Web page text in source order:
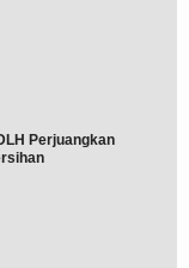
Perjuangkan